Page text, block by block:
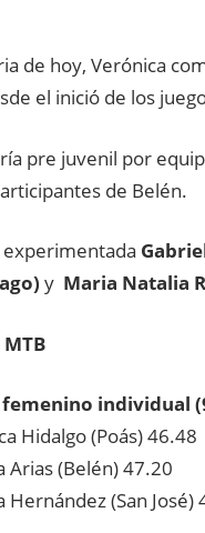
de hoy, Verónica
el inició de los
pre juvenil por
de Belén.
experimentada
y Maria Natalia
individual
Hidalgo (Poás) 46.48
(Belén) 47.20
(San José)